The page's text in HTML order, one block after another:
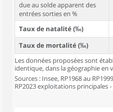
due au solde apparent des
entrées sorties en %
Taux de natalité (‰)
Taux de mortalité (‰)
Les données proposées sont
identique, dans la géographie en
Sources : Insee, RP1968 au
RP2023 exploitations principales